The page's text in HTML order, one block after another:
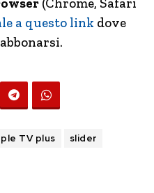
a questo link dove
TV plus slider